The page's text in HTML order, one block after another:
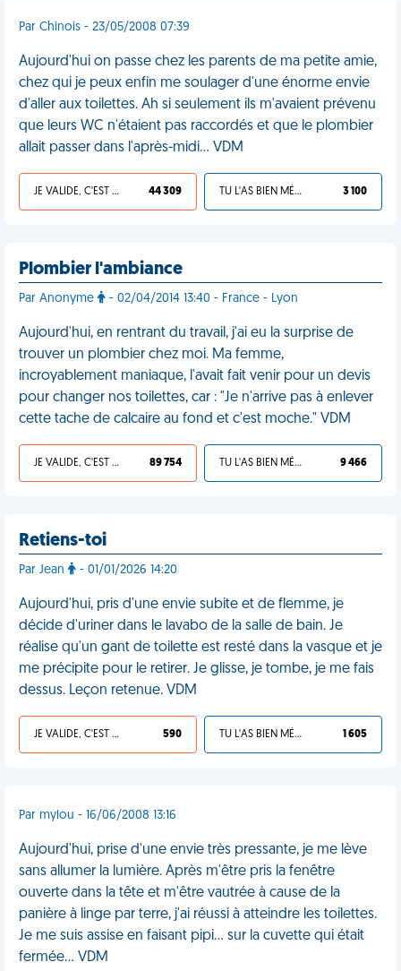
Par Chinois - 23/05/2008 07:39
Aujourd'hui on passe chez les parents de ma petite amie,
chez qui je peux enfin me soulager d'une énorme envie
d'aller aux toilettes. Ah si seulement ils m'avaient prévenu
que leurs WC n'étaient pas raccordés et que le plombier
allait passer dans l'après-midi... VDM
JE VALIDE, C'EST UNE VDM 44 309 TU L'AS BIEN MÉRITÉ 3 100
Plombier l'ambiance
Par Anonyme - 02/04/2014 13:40 - France - Lyon
Aujourd'hui, en rentrant du travail, j'ai eu la surprise de
trouver un plombier chez moi. Ma femme,
incroyablement maniaque, l'avait fait venir pour un devis
pour changer nos toilettes, car : "Je n'arrive pas à enlever
cette tache de calcaire au fond et c'est moche." VDM
JE VALIDE, C'EST UNE VDM 89 754 TU L'AS BIEN MÉRITÉ 9 466
Retiens-toi
Par Jean - 01/01/2026 14:20
Aujourd'hui, pris d'une envie subite et de flemme, je
décide d'uriner dans le lavabo de la salle de bain. Je
réalise qu'un gant de toilette est resté dans la vasque et je
me précipite pour le retirer. Je glisse, je tombe, je me fais
dessus. Leçon retenue. VDM
JE VALIDE, C'EST UNE VDM 590 TU L'AS BIEN MÉRITÉ 1 605
Par mylou - 16/06/2008 13:16
Aujourd'hui, prise d'une envie très pressante, je me lève
sans allumer la lumière. Après m'être pris la fenêtre
ouverte dans la tête et m'être vautrée à cause de la
panière à linge par terre, j'ai réussi à atteindre les toilettes.
Je me suis assise en faisant pipi... sur la cuvette qui était
fermée... VDM